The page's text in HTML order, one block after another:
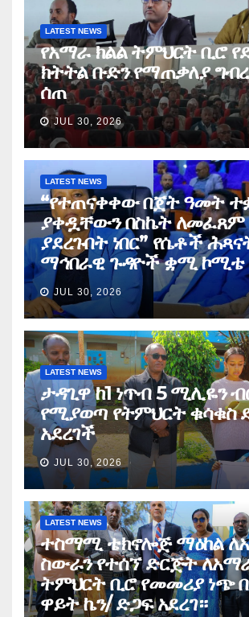
LATEST NEWS
የአማራ ክልል ትምህርት ቢሮ
ክትትል ቡድን የማጠቃለያ
ሰጠ
JUL 30, 2026
LATEST NEWS
“የተጠናቀቀው በጀት ዓመት
ያቀዷቸውን በስኬት ለመፈጸም
ያደረጉበት ነበር” የሴቶች
ማኅበራዊ ጉዳዮች ቋሚ ኮሚቴ
JUL 30, 2026
LATEST NEWS
ታዳጊዋ ከ1 ነጥብ 5 ሚሊዬን
የሚያወጣ የትምህርት ቁሳቁስ
አደረገች
JUL 30, 2026
LATEST NEWS
ተስማሚ ቴክኖሎጅ ማዕከል
ስውራን የተሰኘ ድርጅት
ትምህርት ቢሮ የመመሪያ ነጭ
ዋይት ኬን/ ድጋፍ አደረገ።